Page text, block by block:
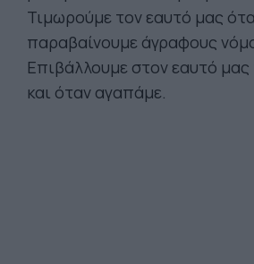
Τιμωρούμε τον εαυτό μας
παραβαίνουμε άγραφους
Επιβάλλουμε στον εαυτό μας
και όταν αγαπάμε.